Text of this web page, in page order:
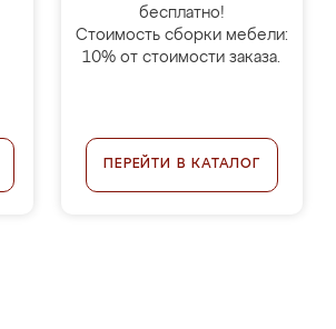
бесплатно!
Стоимость сборки мебели:
10% от стоимости заказа.
ПЕРЕЙТИ В КАТАЛОГ